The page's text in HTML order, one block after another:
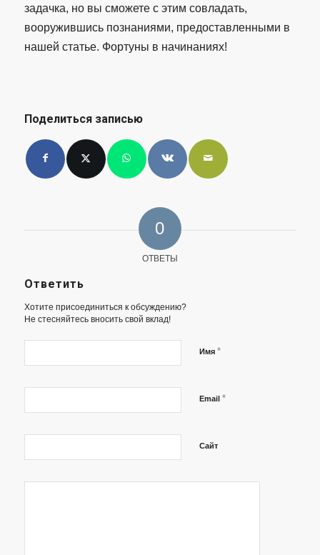
задачка, но вы сможете с этим совладать,
вооружившись познаниями, предоставленными в
нашей статье. Фортуны в начинаниях!
Поделиться записью
0
ОТВЕТЫ
Ответить
Хотите присоединиться к обсуждению?
Не стесняйтесь вносить свой вклад!
Имя *
Email *
Сайт